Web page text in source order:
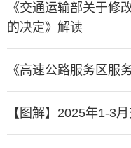
《交通运输部关于修
的决定》解读
《高速公路服务区服
【图解】2025年1-3